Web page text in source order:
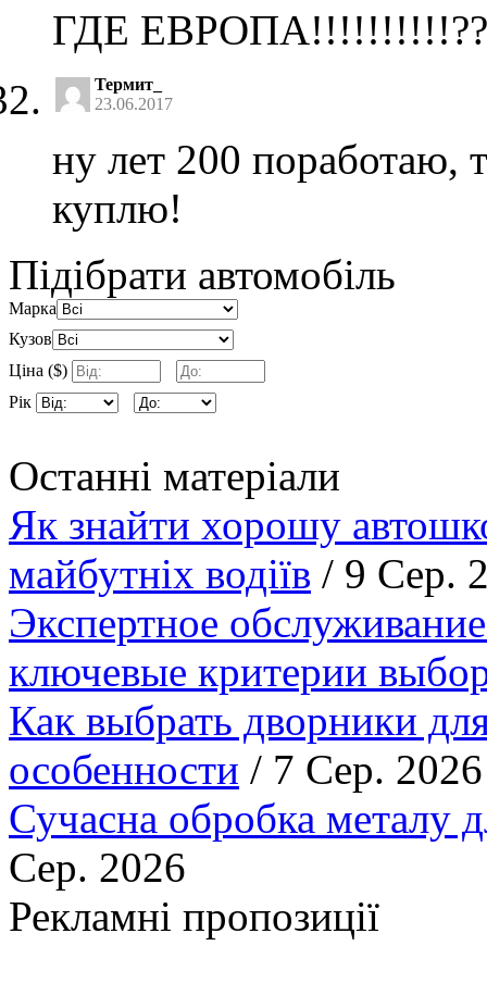
ГДЕ
Термит_
23.06.2017
ну лет 200 поработаю,
куплю!
Підібрати автомобіль
Марка
Кузов
Ціна ($)
Рік
Останні матеріали
Як знайти хорошу
майбутніх водіїв / 9 Сер.
Экспертное
ключевые критерии
Как выбрать дворники
особенности / 7 Сер. 2026
Сучасна обробка металу
Сер. 2026
Рекламні пропозиції